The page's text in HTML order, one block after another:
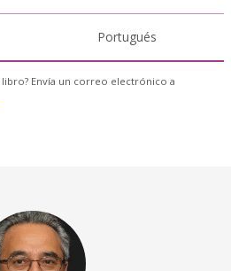
Portugués
libro? Envía un correo electrónico a